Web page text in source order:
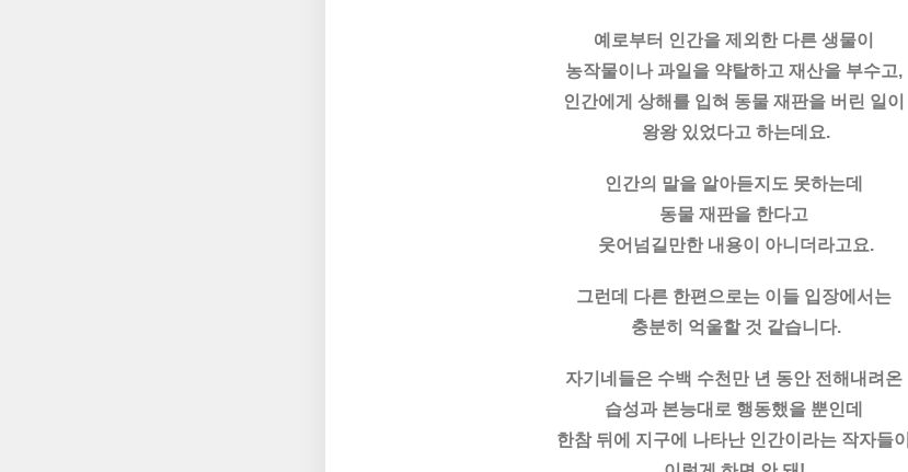
예로부터 인간을 제외한 다른 생물이
농작물이나 과일을 약탈하고 재산을 부수고,
인간에게 상해를 입혀 동물 재판을 버린 일이
왕왕 있었다고 하는데요.
인간의 말을 알아듣지도 못하는데
동물 재판을 한다고
웃어넘길만한 내용이 아니더라고요.
그런데 다른 한편으로는 이들 입장에서는
충분히 억울할 것 같습니다.
자기네들은 수백 수천만 년 동안 전해내려온
습성과 본능대로 행동했을 뿐인데
한참 뒤에 지구에 나타난 인간이라는 작자들이